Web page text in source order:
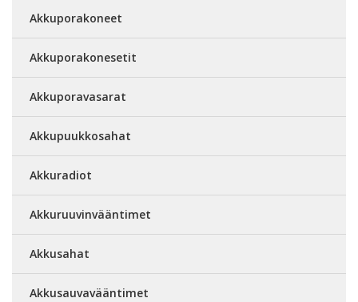
Akkuporakoneet
Akkuporakonesetit
Akkuporavasarat
Akkupuukkosahat
Akkuradiot
Akkuruuvinvääntimet
Akkusahat
Akkusauvavääntimet